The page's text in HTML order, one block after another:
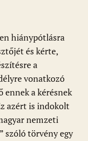
hiánypótlásra
és kérte,
a
vonatkozó
ennek a kérésnek
azért is indokolt
nemzeti
szóló törvény egy